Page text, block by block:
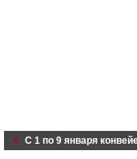
С 1 по 9 января